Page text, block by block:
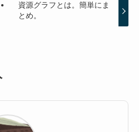
資源グラフとは。簡単にま
とめ。